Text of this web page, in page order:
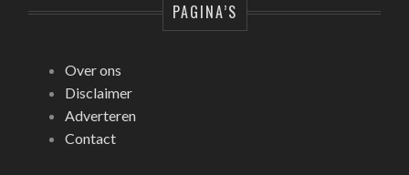
PAGINA’S
Over ons
Disclaimer
Adverteren
Contact